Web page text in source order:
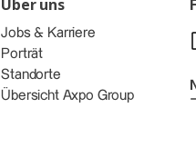
Über uns
Jobs & Karriere
Porträt
Standorte
Übersicht Axpo Group